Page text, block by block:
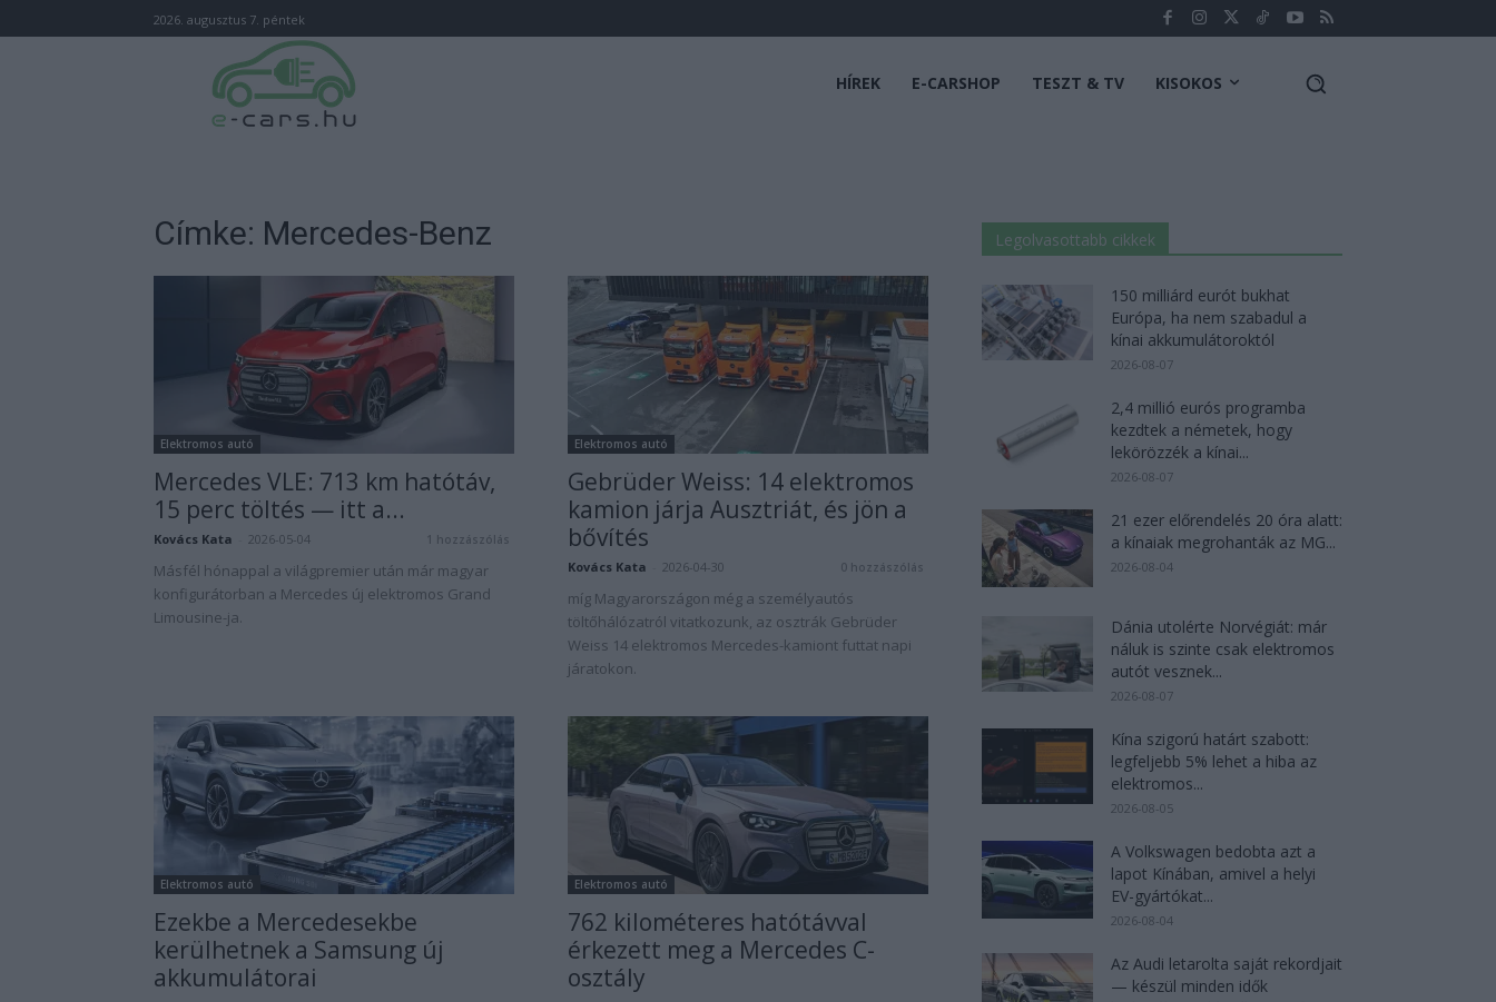
2026. augusztus 7. péntek
HÍREK E-CARSHOP TESZT & TV KISOKOS
Címke: Mercedes-Benz
Elektromos autó
Mercedes VLE: 713 km hatótáv,
15 perc töltés — itt a...
Kovács Kata 2026-05-04 1 hozzászólás
Másfél hónappal a világpremier után már magyar
konfigurátorban a Mercedes új elektromos Grand
Limousine-ja.
Elektromos autó
Gebrüder Weiss: 14 elektromos
kamion járja Ausztriát, és jön a
bővítés
Kovács Kata 2026-04-30 0 hozzászólás
míg Magyarországon még a személyautós
töltőhálózatról vitatkozunk, az osztrák Gebrüder
Weiss 14 elektromos Mercedes-kamiont futtat napi
járatokon.
Elektromos autó
Ezekbe a Mercedesekbe
kerülhetnek a Samsung új
akkumulátorai
Elektromos autó
762 kilométeres hatótávval
érkezett meg a Mercedes C-
osztály
Legolvasottabb cikkek
150 milliárd eurót bukhat
Európa, ha nem szabadul a
kínai akkumulátoroktól
2026-08-07
2,4 millió eurós programba
kezdtek a németek, hogy
lekörözzék a kínai...
2026-08-07
21 ezer előrendelés 20 óra alatt:
a kínaiak megrohanták az MG...
2026-08-04
Dánia utolérte Norvégiát: már
náluk is szinte csak elektromos
autót vesznek...
2026-08-07
Kína szigorú határt szabott:
legfeljebb 5% lehet a hiba az
elektromos...
2026-08-05
A Volkswagen bedobta azt a
lapot Kínában, amivel a helyi
EV-gyártókat...
2026-08-04
Az Audi letarolta saját rekordjait
— készül minden idők